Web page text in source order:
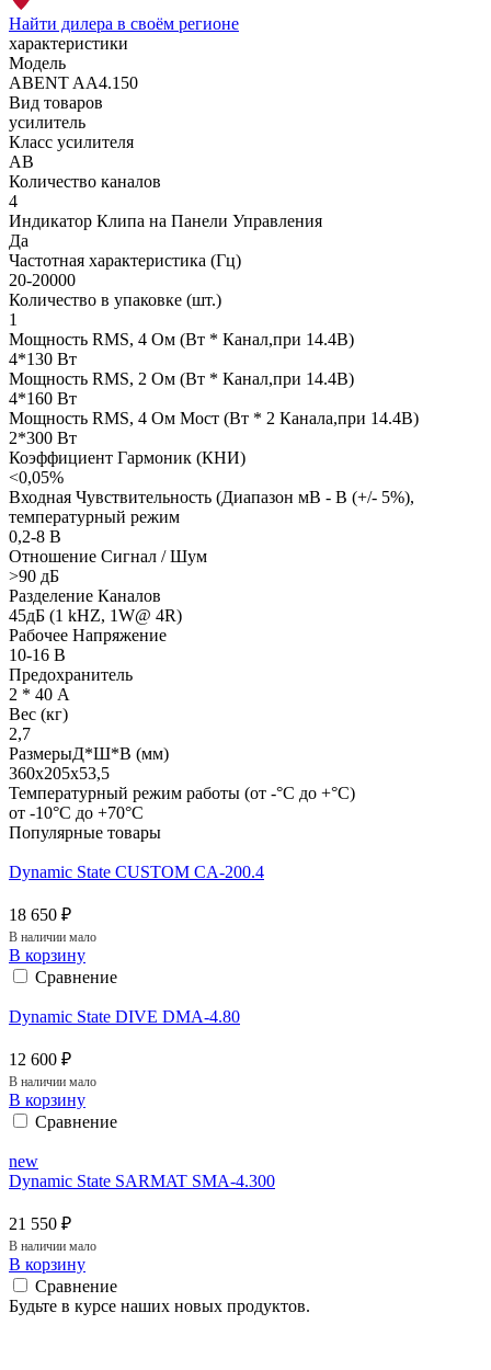
Найти дилера в своём регионе
характеристики
Модель
ABENT AA4.150
Вид товаров
усилитель
Класс усилителя
AB
Количество каналов
4
Индикатор Клипа на Панели Управления
Да
Частотная характеристика (Гц)
20-20000
Количество в упаковке (шт.)
1
Мощность RMS, 4 Ом (Вт * Канал,при 14.4В)
4*130 Вт
Мощность RMS, 2 Ом (Вт * Канал,при 14.4В)
4*160 Вт
Мощность RMS, 4 Ом Мост (Вт * 2 Канала,при 14.4В)
2*300 Вт
Коэффициент Гармоник (КНИ)
<0,05%
Входная Чувствительность (Диапазон мВ - В (+/- 5%),
температурный режим
0,2-8 В
Отношение Сигнал / Шум
>90 дБ
Разделение Каналов
45дБ (1 kHZ, 1W@ 4R)
Рабочее Напряжение
10-16 В
Предохранитель
2 * 40 А
Вес (кг)
2,7
РазмерыД*Ш*В (мм)
360x205x53,5
Температурный режим работы (от -°С до +°С)
от -10°С до +70°С
Популярные товары
Dynamic State CUSTOM CA-200.4
18 650 ₽
В наличии мало
В корзину
Сравнение
Dynamic State DIVE DMA-4.80
12 600 ₽
В наличии мало
В корзину
Сравнение
new
Dynamic State SARMAT SMA-4.300
21 550 ₽
В наличии мало
В корзину
Сравнение
Будьте в курсе наших новых продуктов.